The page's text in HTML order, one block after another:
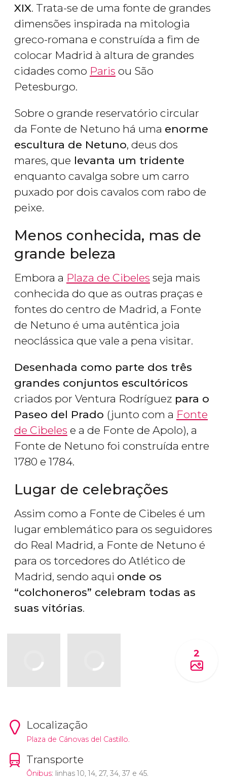
XIX. Trata-se de uma fonte de grandes
dimensões inspirada na mitologia
greco-romana e construída a fim de
colocar Madrid à altura de grandes
cidades como Paris ou São
Petesburgo.
Sobre o grande reservatório circular
da Fonte de Netuno há uma enorme
escultura de Netuno, deus dos
mares, que levanta um tridente
enquanto cavalga sobre um carro
puxado por dois cavalos com rabo de
peixe.
Menos conhecida, mas de
grande beleza
Embora a Plaza de Cibeles seja mais
conhecida do que as outras praças e
fontes do centro de Madrid, a Fonte
de Netuno é uma autêntica joia
neoclássica que vale a pena visitar.
Desenhada como parte dos três
grandes conjuntos escultóricos
criados por Ventura Rodríguez para o
Paseo del Prado (junto com a Fonte
de Cibeles e a de Fonte de Apolo), a
Fonte de Netuno foi construída entre
1780 e 1784.
Lugar de celebrações
Assim como a Fonte de Cibeles é um
lugar emblemático para os seguidores
do Real Madrid, a Fonte de Netuno é
para os torcedores do Atlético de
Madrid, sendo aqui onde os
“colchoneros” celebram todas as
suas vitórias.
2
Localização
Plaza de Cánovas del Castillo.
Transporte
Ônibus: linhas 10, 14, 27, 34, 37 e 45.